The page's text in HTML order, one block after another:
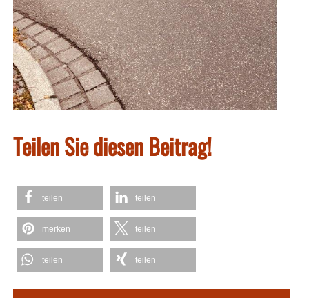
Teilen Sie diesen Beitrag!
teilen teilen
merken teilen
teilen teilen